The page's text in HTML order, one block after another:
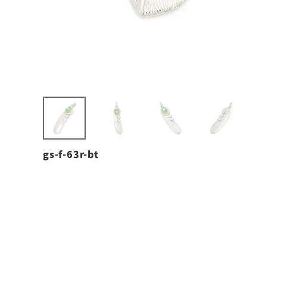
gs-f-63r-bt